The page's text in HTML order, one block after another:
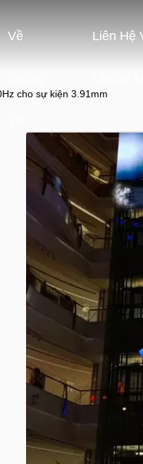
Về Liên Hệ
cho sự kiện 3.91mm